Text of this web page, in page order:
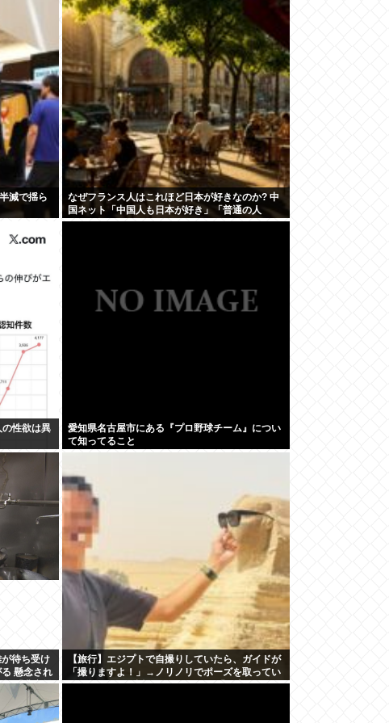
減で揺ら
なぜフランス人はこれほど日本が好きなのか? 中
国ネット「中国人も日本が好き」「普通の人
は…」
性欲は異
愛知県名古屋市にある『プロ野球チーム』につい
て知ってること
が待ち受け
懸念され
惧「農家離
【旅行】エジプトで自撮りしていたら、ガイドが
「撮りますよ！」→ノリノリでポーズを取ってい
たら…スマホを返してもらえない 「日本人はカモ